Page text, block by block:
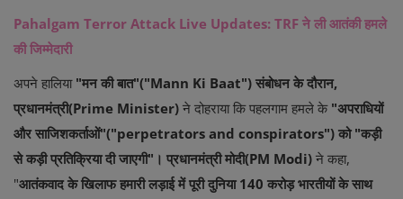
Pahalgam Terror Attack Live Updates: TRF ने ली आतंकी हमले
की जिम्मेदारी
अपने हालिया "मन की बात"("Mann Ki Baat") संबोधन के दौरान,
प्रधानमंत्री(Prime Minister) ने दोहराया कि पहलगाम हमले के "अपराधियों
और साजिशकर्ताओं"("perpetrators and conspirators") को "कड़ी
से कड़ी प्रतिक्रिया दी जाएगी"। प्रधानमंत्री मोदी(PM Modi) ने कहा,
"आतंकवाद के खिलाफ हमारी लड़ाई में पूरी दुनिया 140 करोड़ भारतीयों के साथ